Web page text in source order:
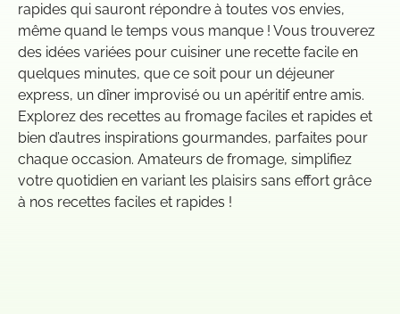
rapides qui sauront répondre à toutes vos envies,
même quand le temps vous manque ! Vous trouverez
des idées variées pour cuisiner une recette facile en
quelques minutes, que ce soit pour un déjeuner
express, un dîner improvisé ou un apéritif entre amis.
Explorez des recettes au fromage faciles et rapides et
bien d’autres inspirations gourmandes, parfaites pour
chaque occasion. Amateurs de fromage, simplifiez
votre quotidien en variant les plaisirs sans effort grâce
à nos recettes faciles et rapides !